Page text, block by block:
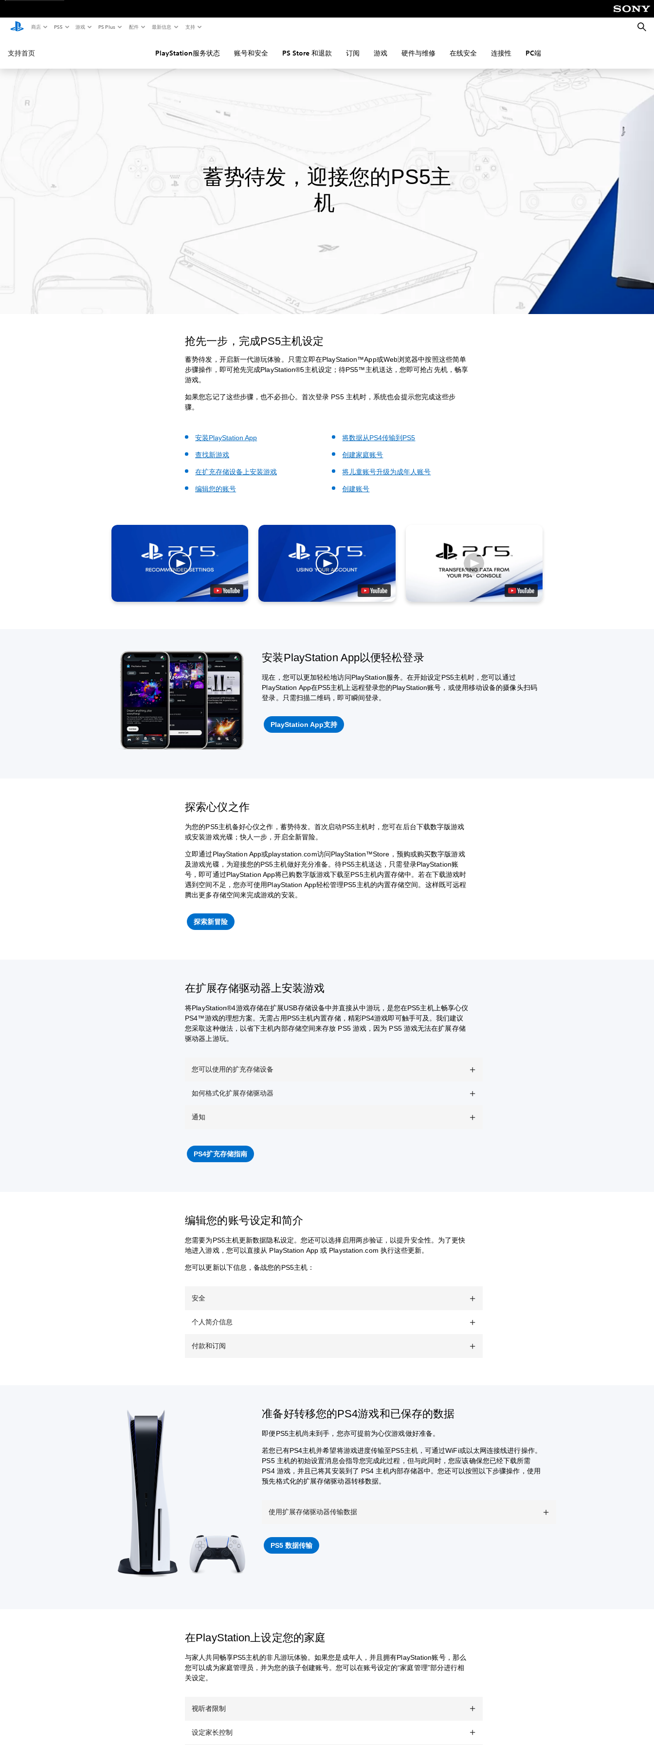
商店 PS5 游戏 PS Plus 配件 最新信息 支持
搜
索
支持首页 PlayStation服务状态 账号和安全 PS Store 和退款 订阅 游戏 硬件与维修 在线安全 连接性 PC端
蓄势待发，迎接您的PS5主
机
抢先一步，完成PS5主机设定
蓄势待发，开启新一代游玩体验。只需立即在PlayStation™App或Web浏览器中按照这些简单
步骤操作，即可抢先完成PlayStation®5主机设定；待PS5™主机送达，您即可抢占先机，畅享
游戏。
如果您忘记了这些步骤，也不必担心。首次登录 PS5 主机时，系统也会提示您完成这些步
骤。
安装PlayStation App
查找新游戏
在扩充存储设备上安装游戏
编辑您的账号
将数据从PS4传输到PS5
创建家庭账号
将儿童账号升级为成年人账号
创建账号
安装PlayStation App以便轻松登录
现在，您可以更加轻松地访问PlayStation服务。在开始设定PS5主机时，您可以通过
PlayStation App在PS5主机上远程登录您的PlayStation账号，或使用移动设备的摄像头扫码
登录。只需扫描二维码，即可瞬间登录。
PlayStation App支持
探索心仪之作
为您的PS5主机备好心仪之作，蓄势待发。首次启动PS5主机时，您可在后台下载数字版游戏
或安装游戏光碟；快人一步，开启全新冒险。
立即通过PlayStation App或playstation.com访问PlayStation™Store，预购或购买数字版游戏
及游戏光碟，为迎接您的PS5主机做好充分准备。待PS5主机送达，只需登录PlayStation账
号，即可通过PlayStation App将已购数字版游戏下载至PS5主机内置存储中。若在下载游戏时
遇到空间不足，您亦可使用PlayStation App轻松管理PS5主机的内置存储空间。这样既可远程
腾出更多存储空间来完成游戏的安装。
探索新冒险
在扩展存储驱动器上安装游戏
将PlayStation®4游戏存储在扩展USB存储设备中并直接从中游玩，是您在PS5主机上畅享心仪
PS4™游戏的理想方案。无需占用PS5主机内置存储，精彩PS4游戏即可触手可及。我们建议
您采取这种做法，以省下主机内部存储空间来存放 PS5 游戏，因为 PS5 游戏无法在扩展存储
驱动器上游玩。
您可以使用的扩充存储设备
如何格式化扩展存储驱动器
通知
PS4扩充存储指南
编辑您的账号设定和简介
您需要为PS5主机更新数据隐私设定。您还可以选择启用两步验证，以提升安全性。为了更快
地进入游戏，您可以直接从 PlayStation App 或 Playstation.com 执行这些更新。
您可以更新以下信息，备战您的PS5主机：
安全
个人简介信息
付款和订阅
准备好转移您的PS4游戏和已保存的数据
即便PS5主机尚未到手，您亦可提前为心仪游戏做好准备。
若您已有PS4主机并希望将游戏进度传输至PS5主机，可通过WiFi或以太网连接线进行操作。
PS5 主机的初始设置消息会指导您完成此过程，但与此同时，您应该确保您已经下载所需
PS4 游戏，并且已将其安装到了 PS4 主机内部存储器中。您还可以按照以下步骤操作，使用
预先格式化的扩展存储驱动器转移数据。
使用扩展存储驱动器传输数据
PS5 数据传输
在PlayStation上设定您的家庭
与家人共同畅享PS5主机的非凡游玩体验。如果您是成年人，并且拥有PlayStation账号，那么
您可以成为家庭管理员，并为您的孩子创建账号。您可以在账号设定的“家庭管理”部分进行相
关设定。
视听者限制
设定家长控制